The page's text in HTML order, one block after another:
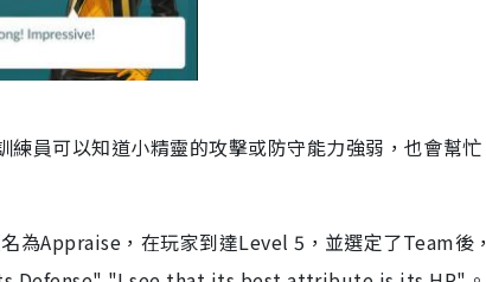
員可以知道小精靈的攻擊或防守能力強弱，也會幫忙
為Appraise，在玩家到達Level 5，並選定了Team後，